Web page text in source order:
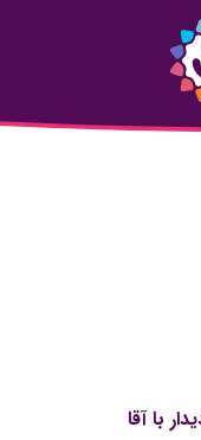
با آقا